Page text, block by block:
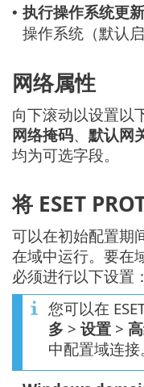
• 执行操作系统更新
操作系统（默认启
网络属性
向下滚动以设置以
网络掩码、 默认网
均为可选字段。
将 ESET
可以在初始配置期
在域中运行。要在
必须进行以下设置：
您可以在
多 > 设置 >
中配置域连接